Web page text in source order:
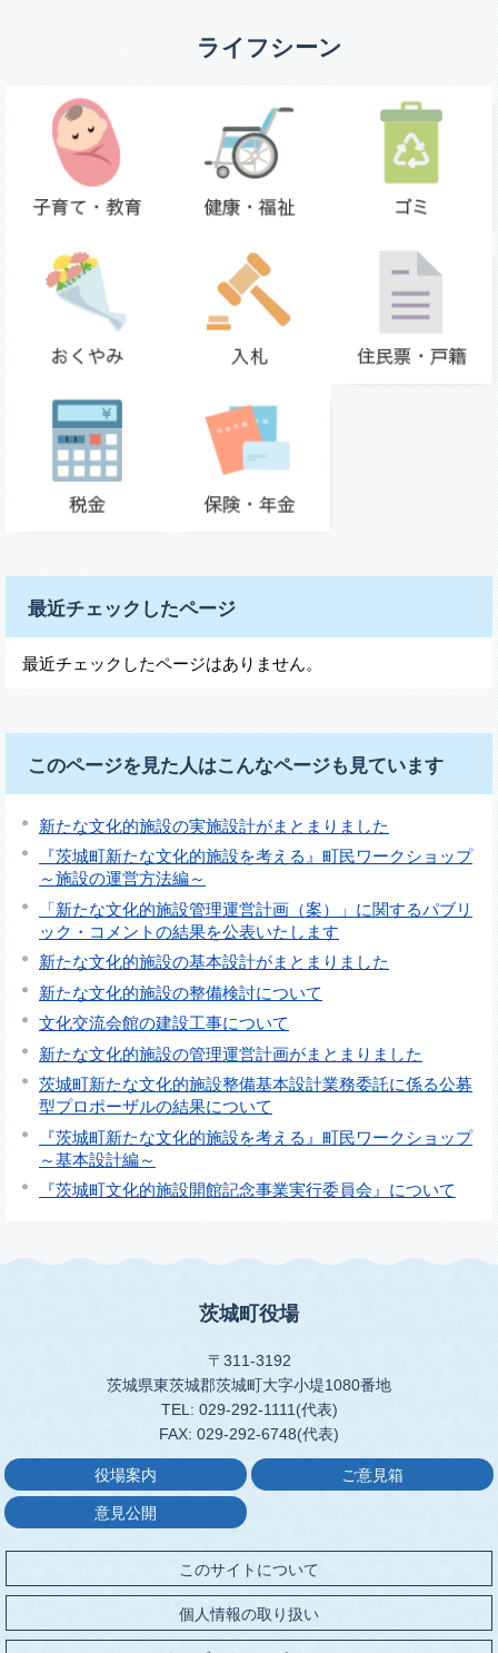
ライフシーン
最近チェックしたページ
最近チェックしたページはありません。
このページを見た人はこんなページも見ています
新たな文化的施設の実施設計がまとまりました
『茨城町新たな文化的施設を考える』町民ワークショップ
～施設の運営方法編～
「新たな文化的施設管理運営計画（案）」に関するパブリ
ック・コメントの結果を公表いたします
新たな文化的施設の基本設計がまとまりました
新たな文化的施設の整備検討について
文化交流会館の建設工事について
新たな文化的施設の管理運営計画がまとまりました
茨城町新たな文化的施設整備基本設計業務委託に係る公募
型プロポーザルの結果について
『茨城町新たな文化的施設を考える』町民ワークショップ
～基本設計編～
『茨城町文化的施設開館記念事業実行委員会』について
茨城町役場
〒311-3192
茨城県東茨城郡茨城町大字小堤1080番地
TEL: 029-292-1111(代表)
FAX: 029-292-6748(代表)
役場案内 ご意見箱
意見公開
このサイトについて
個人情報の取り扱い